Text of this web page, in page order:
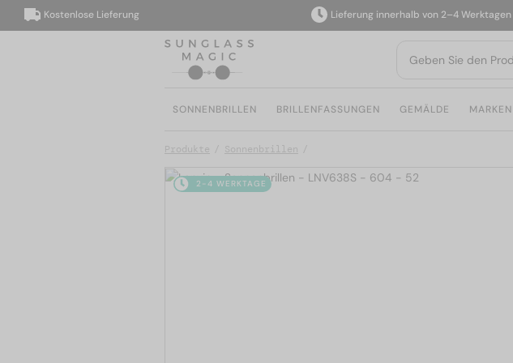
Kostenlose Lieferung Lieferung innerhalb von 2–4 Werktagen
SONNENBRILLEN BRILLENFASSUNGEN GEMÄLDE MARKEN
Produkte Sonnenbrillen
2-4 WERKTAGE